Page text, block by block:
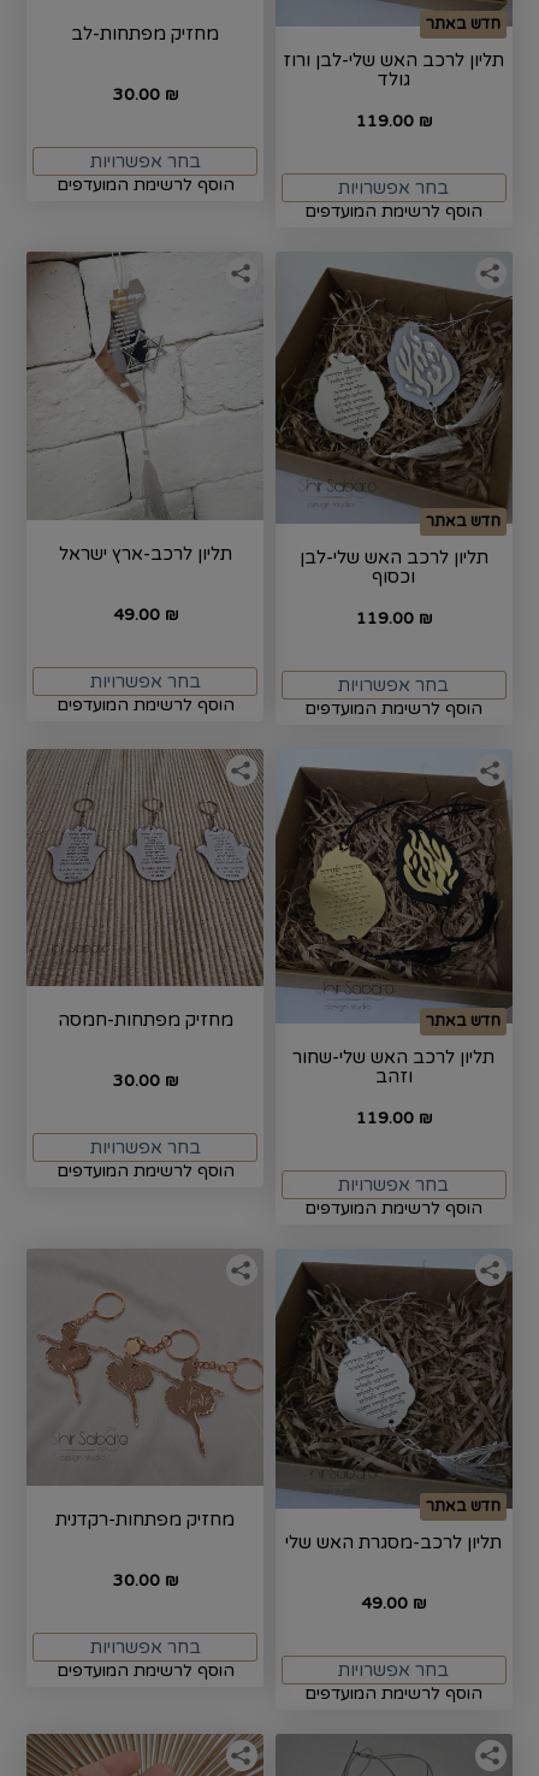
חדש באתר
תליון לרכב האש שלי-לבן ורוז
גולד
119.00 ₪
בחר אפשרויות
הוסף לרשימת המועדפים
מחזיק מפתחות-לב
30.00 ₪
בחר אפשרויות
הוסף לרשימת המועדפים
חדש באתר
תליון לרכב האש שלי-לבן
וכסוף
119.00 ₪
בחר אפשרויות
הוסף לרשימת המועדפים
תליון לרכב-ארץ ישראל
49.00 ₪
בחר אפשרויות
הוסף לרשימת המועדפים
חדש באתר
תליון לרכב האש שלי-שחור
וזהב
119.00 ₪
בחר אפשרויות
הוסף לרשימת המועדפים
מחזיק מפתחות-חמסה
30.00 ₪
בחר אפשרויות
הוסף לרשימת המועדפים
חדש באתר
תליון לרכב-מסגרת האש שלי
49.00 ₪
בחר אפשרויות
הוסף לרשימת המועדפים
מחזיק מפתחות-רקדנית
30.00 ₪
בחר אפשרויות
הוסף לרשימת המועדפים